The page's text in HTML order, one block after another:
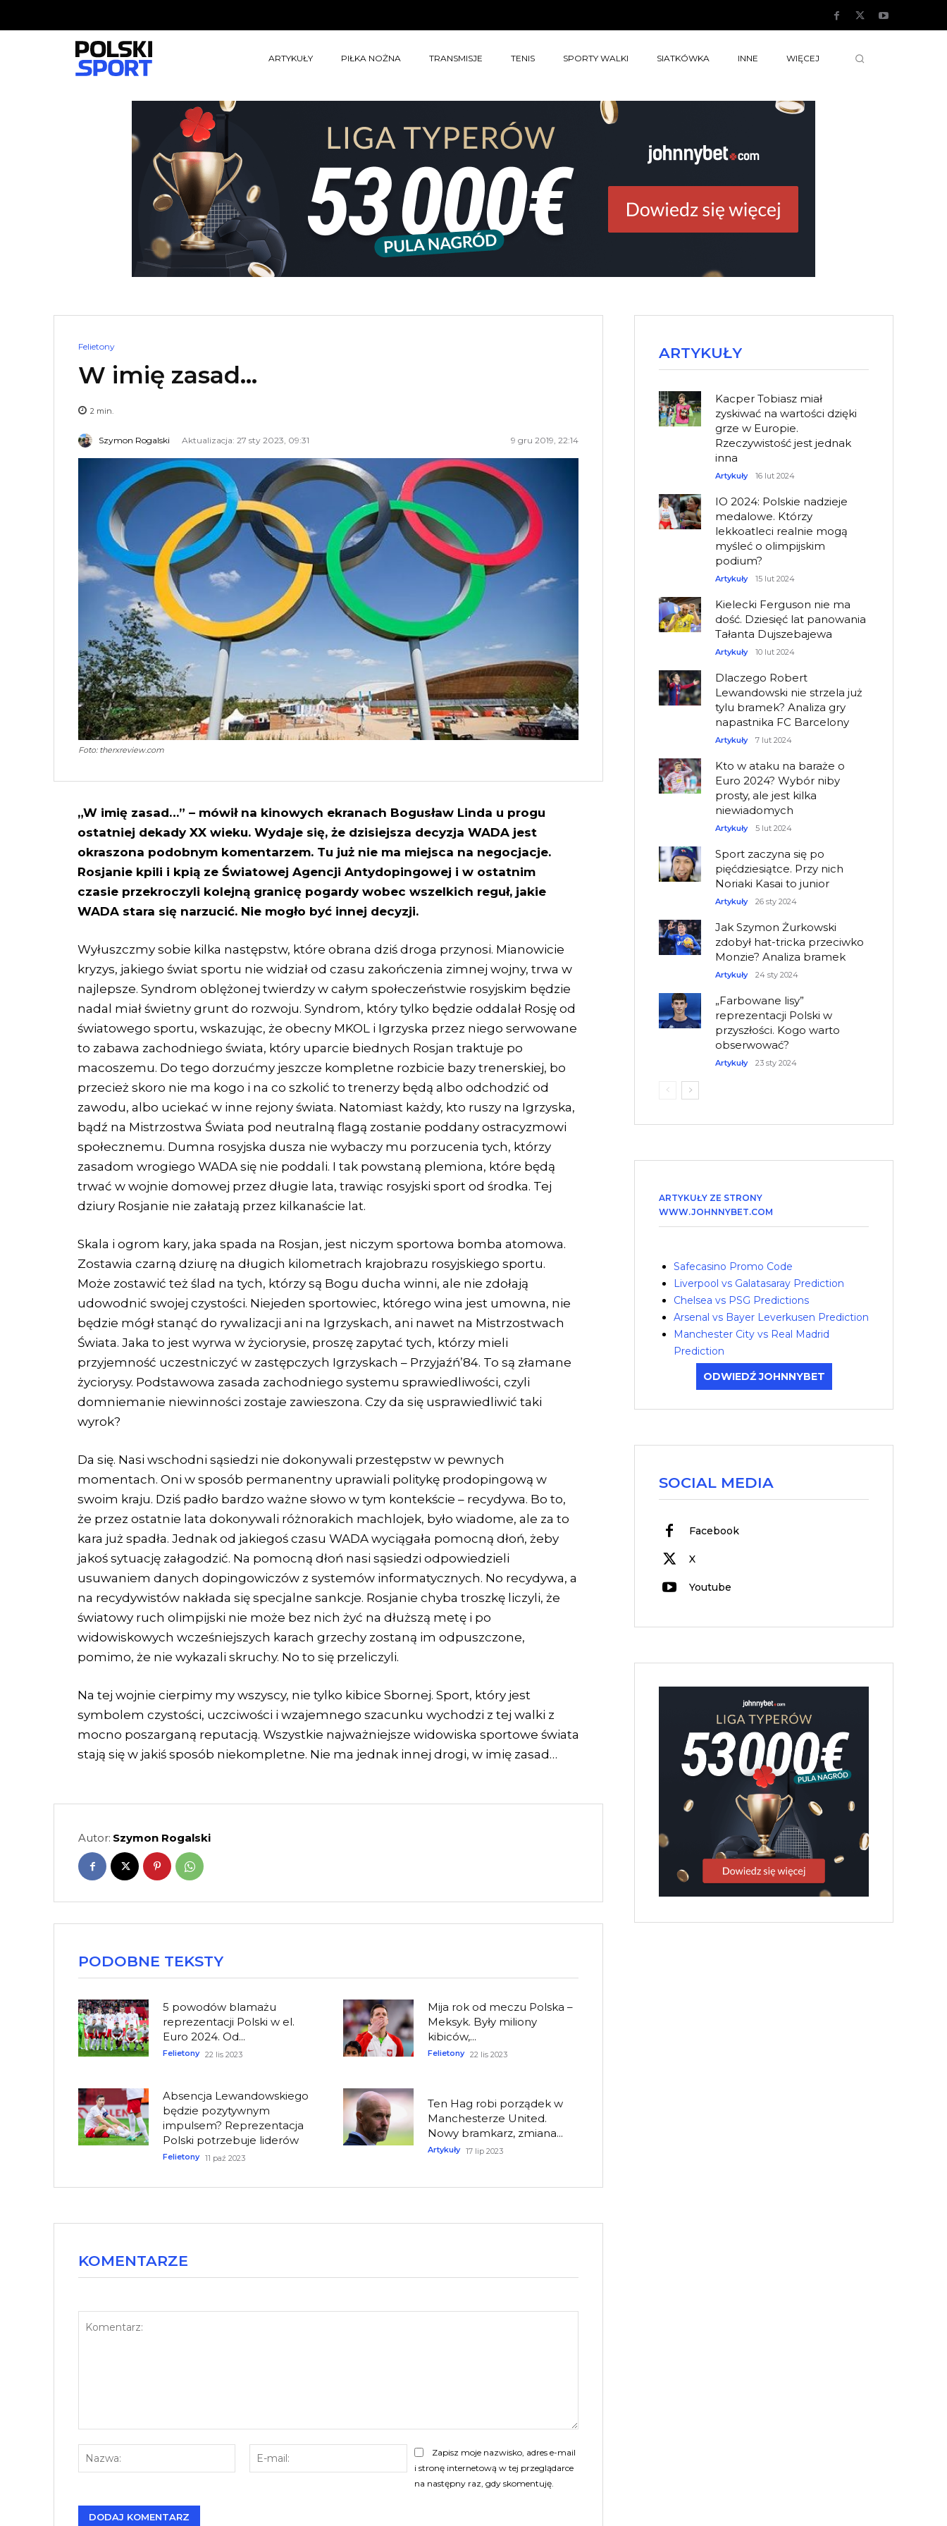
ARTYKUŁY PIŁKA NOŻNA TRANSMISJE TENIS SPORTY WALKI SIATKÓWKA INNE WIĘCEJ
Felietony
W imię zasad…
2 min.
Szymon Rogalski Aktualizacja: 27 sty 2023, 09:31 9 gru 2019, 22:14
Foto: therxreview.com
„W imię zasad…” – mówił na kinowych ekranach Bogusław Linda u progu
ostatniej dekady XX wieku. Wydaje się, że dzisiejsza decyzja WADA jest
okraszona podobnym komentarzem. Tu już nie ma miejsca na negocjacje.
Rosjanie kpili i kpią ze Światowej Agencji Antydopingowej i w ostatnim
czasie przekroczyli kolejną granicę pogardy wobec wszelkich reguł, jakie
WADA stara się narzucić. Nie mogło być innej decyzji.
Wyłuszczmy sobie kilka następstw, które obrana dziś droga przynosi. Mianowicie
kryzys, jakiego świat sportu nie widział od czasu zakończenia zimnej wojny, trwa w
najlepsze. Syndrom oblężonej twierdzy w całym społeczeństwie rosyjskim będzie
nadal miał świetny grunt do rozwoju. Syndrom, który tylko będzie oddalał Rosję od
światowego sportu, wskazując, że obecny MKOL i Igrzyska przez niego serwowane
to zabawa zachodniego świata, który uparcie biednych Rosjan traktuje po
macoszemu. Do tego dorzućmy jeszcze kompletne rozbicie bazy trenerskiej, bo
przecież skoro nie ma kogo i na co szkolić to trenerzy będą albo odchodzić od
zawodu, albo uciekać w inne rejony świata. Natomiast każdy, kto ruszy na Igrzyska,
bądź na Mistrzostwa Świata pod neutralną flagą zostanie poddany ostracyzmowi
społecznemu. Dumna rosyjska dusza nie wybaczy mu porzucenia tych, którzy
zasadom wrogiego WADA się nie poddali. I tak powstaną plemiona, które będą
trwać w wojnie domowej przez długie lata, trawiąc rosyjski sport od środka. Tej
dziury Rosjanie nie załatają przez kilkanaście lat.
Skala i ogrom kary, jaka spada na Rosjan, jest niczym sportowa bomba atomowa.
Zostawia czarną dziurę na długich kilometrach krajobrazu rosyjskiego sportu.
Może zostawić też ślad na tych, którzy są Bogu ducha winni, ale nie zdołają
udowodnić swojej czystości. Niejeden sportowiec, którego wina jest umowna, nie
będzie mógł stanąć do rywalizacji ani na Igrzyskach, ani nawet na Mistrzostwach
Świata. Jaka to jest wyrwa w życiorysie, proszę zapytać tych, którzy mieli
przyjemność uczestniczyć w zastępczych Igrzyskach – Przyjaźń’84. To są złamane
życiorysy. Podstawowa zasada zachodniego systemu sprawiedliwości, czyli
domniemanie niewinności zostaje zawieszona. Czy da się usprawiedliwić taki
wyrok?
Da się. Nasi wschodni sąsiedzi nie dokonywali przestępstw w pewnych
momentach. Oni w sposób permanentny uprawiali politykę prodopingową w
swoim kraju. Dziś padło bardzo ważne słowo w tym kontekście – recydywa. Bo to,
że przez ostatnie lata dokonywali różnorakich machlojek, było wiadome, ale za to
kara już spadła. Jednak od jakiegoś czasu WADA wyciągała pomocną dłoń, żeby
jakoś sytuację załagodzić. Na pomocną dłoń nasi sąsiedzi odpowiedzieli
usuwaniem danych dopingowiczów z systemów informatycznych. No recydywa, a
na recydywistów nakłada się specjalne sankcje. Rosjanie chyba troszkę liczyli, że
światowy ruch olimpijski nie może bez nich żyć na dłuższą metę i po
widowiskowych wcześniejszych karach grzechy zostaną im odpuszczone,
pomimo, że nie wykazali skruchy. No to się przeliczyli.
Na tej wojnie cierpimy my wszyscy, nie tylko kibice Sbornej. Sport, który jest
symbolem czystości, uczciwości i wzajemnego szacunku wychodzi z tej walki z
mocno poszarganą reputacją. Wszystkie najważniejsze widowiska sportowe świata
stają się w jakiś sposób niekompletne. Nie ma jednak innej drogi, w imię zasad…
Autor: Szymon Rogalski
PODOBNE TEKSTY
5 powodów blamażu
reprezentacji Polski w el.
Euro 2024. Od...
Felietony 22 lis 2023
Mija rok od meczu Polska –
Meksyk. Były miliony
kibiców,...
Felietony 22 lis 2023
Absencja Lewandowskiego
będzie pozytywnym
impulsem? Reprezentacja
Polski potrzebuje liderów
Felietony 11 paź 2023
Ten Hag robi porządek w
Manchesterze United.
Nowy bramkarz, zmiana...
Artykuły 17 lip 2023
KOMENTARZE
E-
mail:
Zapisz moje nazwisko, adres e-mail
i stronę internetową w tej przeglądarce
na następny raz, gdy skomentuję.
ARTYKUŁY
Kacper Tobiasz miał
zyskiwać na wartości dzięki
grze w Europie.
Rzeczywistość jest jednak
inna
Artykuły 16 lut 2024
IO 2024: Polskie nadzieje
medalowe. Którzy
lekkoatleci realnie mogą
myśleć o olimpijskim
podium?
Artykuły 15 lut 2024
Kielecki Ferguson nie ma
dość. Dziesięć lat panowania
Tałanta Dujszebajewa
Artykuły 10 lut 2024
Dlaczego Robert
Lewandowski nie strzela już
tylu bramek? Analiza gry
napastnika FC Barcelony
Artykuły 7 lut 2024
Kto w ataku na baraże o
Euro 2024? Wybór niby
prosty, ale jest kilka
niewiadomych
Artykuły 5 lut 2024
Sport zaczyna się po
pięćdziesiątce. Przy nich
Noriaki Kasai to junior
Artykuły 26 sty 2024
Jak Szymon Żurkowski
zdobył hat-tricka przeciwko
Monzie? Analiza bramek
Artykuły 24 sty 2024
„Farbowane lisy”
reprezentacji Polski w
przyszłości. Kogo warto
obserwować?
Artykuły 23 sty 2024
ARTYKUŁY ZE STRONY
WWW.JOHNNYBET.COM
Safecasino Promo Code
Liverpool vs Galatasaray Prediction
Chelsea vs PSG Predictions
Arsenal vs Bayer Leverkusen Prediction
Manchester City vs Real Madrid
Prediction
ODWIEDŹ JOHNNYBET
SOCIAL MEDIA
Facebook
X
Youtube